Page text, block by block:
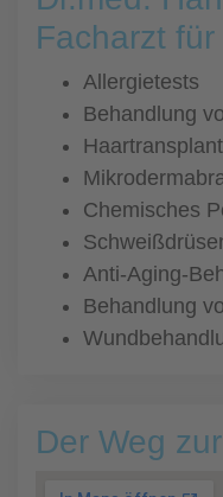
Facharzt
Allergietests
Behandlung
Chemisches
Anti-Aging-
Behandlung
Der Weg